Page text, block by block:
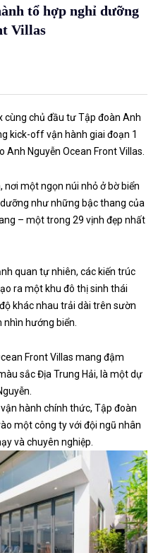
tổ hợp nghỉ dưỡng
Villas
chủ đầu tư Tập đoàn Anh
kick-off vận hành giai đoạn 1
Nguyễn Ocean Front Villas.
một ngọn núi nhỏ ở bờ biển
như những bậc thang của
– một trong 29 vịnh đẹp nhất
quan tự nhiên, các kiến trúc
ra một khu đô thị sinh thái
khác nhau trải dài trên sườn
hướng biển.
Front Villas mang đậm
sắc Địa Trung Hải, là một dự
hành chính thức, Tập đoàn
một công ty với đội ngũ nhân
và chuyên nghiệp.